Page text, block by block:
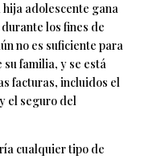
adolescente gana
los fines de
no es suficiente para
familia, y se está
facturas, incluidos el
el seguro del
cualquier tipo de